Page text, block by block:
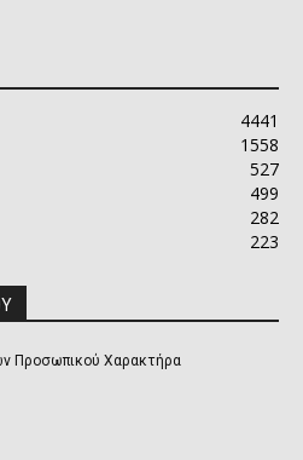
4441
1558
527
499
282
223
Προσωπικού Χαρακτήρα